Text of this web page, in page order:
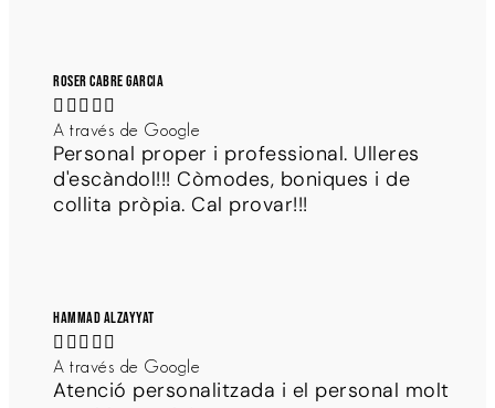
Roser Cabre Garcia
    
A través de Google
Personal proper i professional. Ulleres
d'escàndol!!! Còmodes, boniques i de
collita pròpia. Cal provar!!!
Hammad Alzayyat
    
A través de Google
Atenció personalitzada i el personal molt